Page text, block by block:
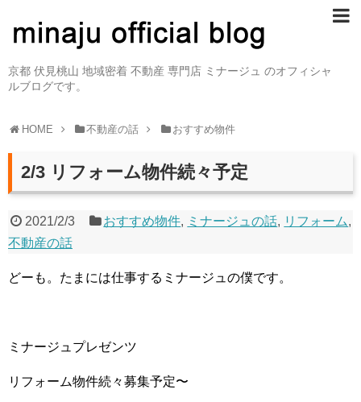
京都 伏見桃山 地域密着 不動産 専門店 ミナージュ のオフィシャ
ルブログです。
HOME 不動産の話 おすすめ物件
2/3 リフォーム物件続々予定
2021/2/3 おすすめ物件, ミナージュの話, リフォーム,
不動産の話
どーも。たまには仕事するミナージュの僕です。
ミナージュプレゼンツ
リフォーム物件続々募集予定〜